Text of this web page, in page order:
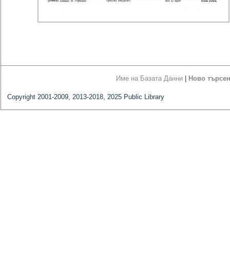
Име на Базата Данни Ново
Copyright 2001-2009, 2013-2018, 2025 Public Library